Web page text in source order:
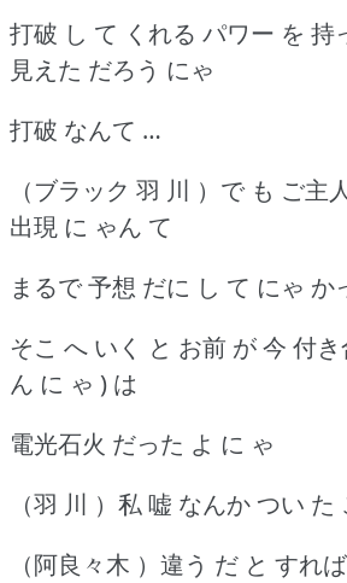
打破 し て くれる パワー を 持
見えた だろう にゃ
打破 なんて …
（ブラック 羽 川 ）で も ご主
出現 に ゃん て
まるで 予想 だに し て にゃ か
そこ へ いく と お前 が 今 付
ん に ゃ ) は
電光石火 だった よ に ゃ
（羽 川 ）私 嘘 なんか つい
（阿良々木 ）違う だ と すれ